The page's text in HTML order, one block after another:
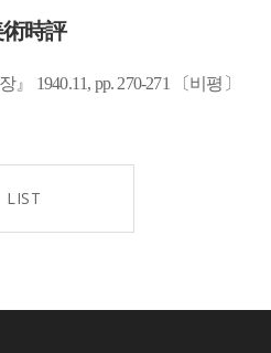
時評
1940.11, pp. 270-271 〔비평〕
LIST